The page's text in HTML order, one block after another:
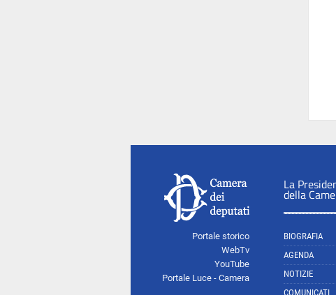
Portale storico
WebTv
YouTube
Portale Luce - Camera
La
della
BIOGRAFIA
AGENDA
NOTIZIE
COMUNICATI